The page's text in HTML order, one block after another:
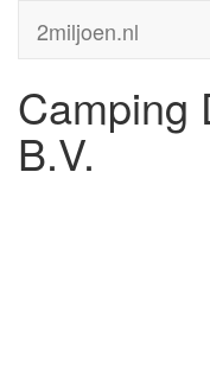
2miljoen.nl
Camping
B.V.